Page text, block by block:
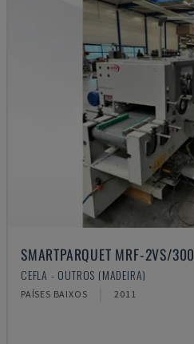
SMARTPARQUET MRF-2VS/300
CEFLA - OUTROS (MADEIRA)
PAÍSES BAIXOS 2011